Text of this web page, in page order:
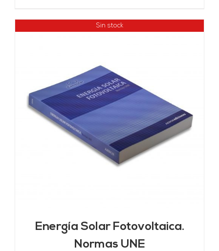
Sin stock
Energía Solar Fotovoltaica.
Normas UNE